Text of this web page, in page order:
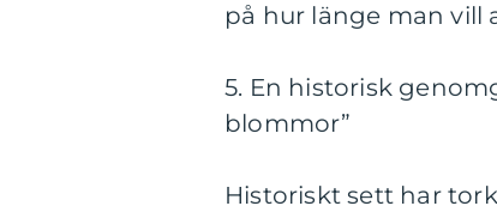
på hur länge man vill
5. En historisk
blommor”
Historiskt sett har